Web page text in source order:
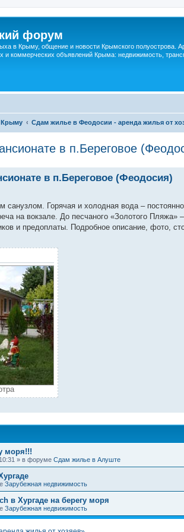
форум
в Крыму, общение и новости Крымского полуострова.
и коммерческих объявлений Крыма: недвижимость,
Крыму Сдам жилье в Феодосии - аренда жилья от
в п.Береговое
в п.Береговое (Феодосия)
Горячая и холодная вода –
на вокзале. До песчаного «Золотого
и предоплаты. Подробное описание, фото,
моря!!!
» в форуме Сдам жилье в Алуште
Зарубежная недвижимость
в Хургаде на берегу моря
Зарубежная недвижимость